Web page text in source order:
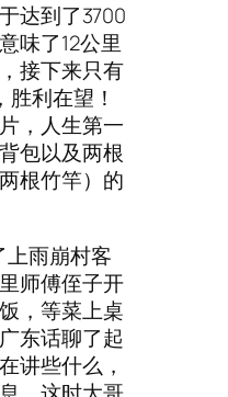
达到了3700
味了12公里
接下来只有
利在望！
，人生第一
包以及两根
根竹竿）的
上雨崩村客
师傅侄子开
，等菜上桌
东话聊了起
讲些什么，